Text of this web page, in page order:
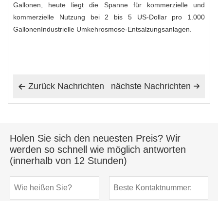
Gallonen, heute liegt die Spanne für kommerzielle und
kommerzielle Nutzung bei 2 bis 5 US-Dollar pro 1.000
GallonenIndustrielle Umkehrosmose-Entsalzungsanlagen
 Zurück Nachrichten 
nächste Nachrichten
Holen Sie sich den neuesten Preis? Wir
werden so schnell wie möglich antworten
(innerhalb von 12 Stunden)